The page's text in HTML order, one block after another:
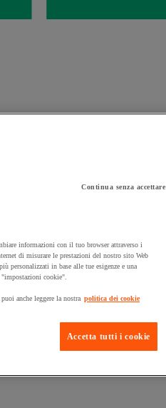
Prodotti in pronta consegna
Continua senza accettare
informazioni con il tuo browser attraverso i
di misurare le prestazioni del nostro sito Web
personalizzati in base alle tue esigenze e una
cookie".
anche leggere la nostra politica dei cookie
Accetta tutti i cookie